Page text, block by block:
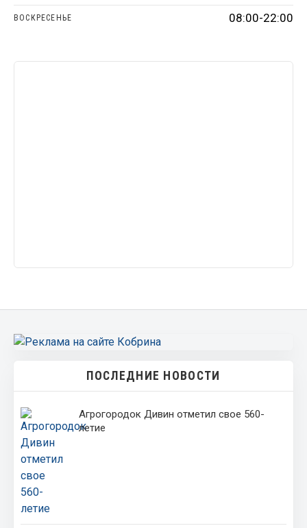
ВОСКРЕСЕНЬЕ 08:00-22:00
ПОСЛЕДНИЕ НОВОСТИ
Агрогородок Дивин отметил свое 560-
летие